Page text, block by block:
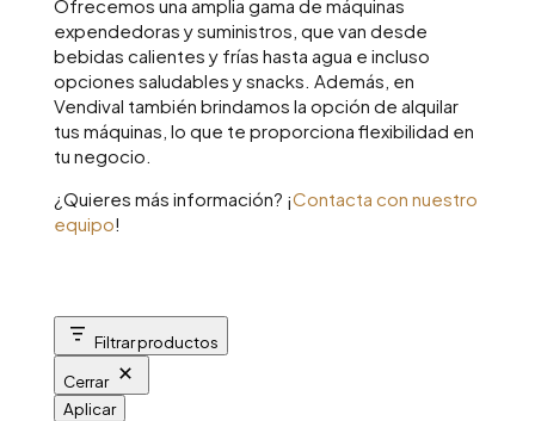
Ofrecemos una amplia gama de máquinas
expendedoras y suministros, que van desde
bebidas calientes y frías hasta agua e incluso
opciones saludables y snacks. Además, en
Vendival también brindamos la opción de alquilar
tus máquinas, lo que te proporciona flexibilidad en
tu negocio.
¿Quieres más información? ¡Contacta con nuestro
equipo!
Filtrar productos
Cerrar
Aplicar